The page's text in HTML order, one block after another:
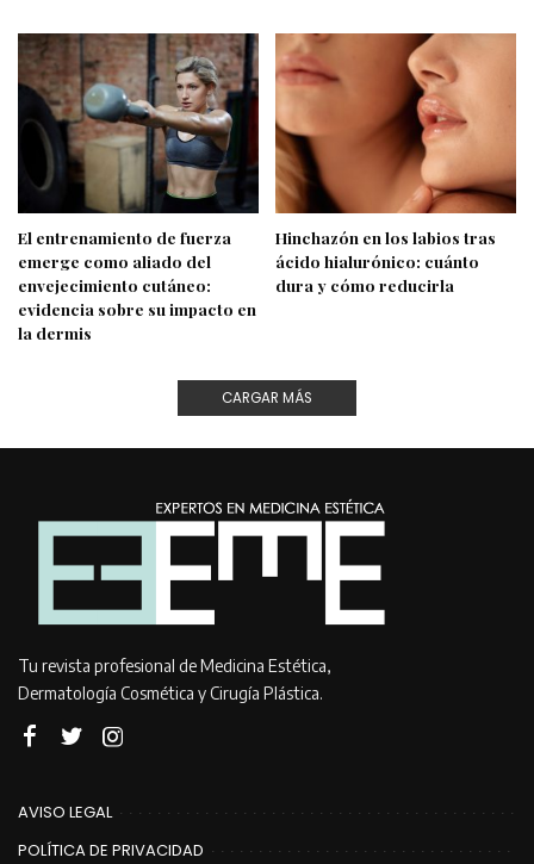
El entrenamiento de fuerza
emerge como aliado del
envejecimiento cutáneo:
evidencia sobre su impacto en
la dermis
Hinchazón en los labios tras
ácido hialurónico: cuánto
dura y cómo reducirla
CARGAR MÁS
Tu revista profesional de Medicina Estética,
Dermatología Cosmética y Cirugía Plástica.
AVISO LEGAL
POLÍTICA DE PRIVACIDAD